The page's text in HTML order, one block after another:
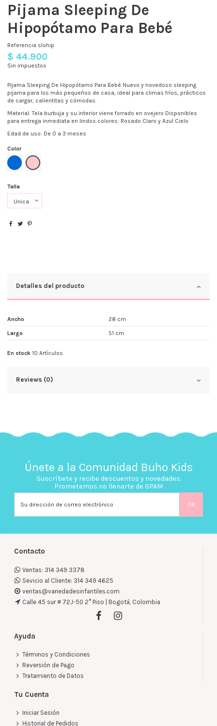
Pijama Sleeping De
Hipopótamo Para Bebé
Referencia slohip
$ 44.900
Sin impuestos
Pijama Sleeping De Hipopótamo Para Bebé Nuevo y novedoso sleeping
pijama para los más pequeños de casa, ideal para climas fríos, prácticos
de cargar, calientitas y cómodas.
Material: Tela burbuja y su interior viene forrado en ovejero Disponibles
para entrega inmediata en lindos colores: Rosado Claro y Azul Cielo
Edad de uso: De 0 a 3 meses
Color
Azul
Rosa
Talla
Detalles del producto
Ancho 28 cm
Largo 51 cm
En stock 10 Artículos
Reviews (0)
Únete a la Comunidad Buho Kids
Suscríbete y recibe descuentos y novedades.
Prometemos no llenarte de SPAM
Contacto
Ventas: 314 349 3378
Sevicio al Cliente: 314 349 4625
ventas@variedadesinfantiles.com
Calle 45 sur # 72J-50 2° Piso | Bogotá, Colombia
Ayuda
Términos y Condiciones
Reversión de Pago
Tratamiento de Datos
Tu Cuenta
Iniciar Sesión
Historial de Pedidos